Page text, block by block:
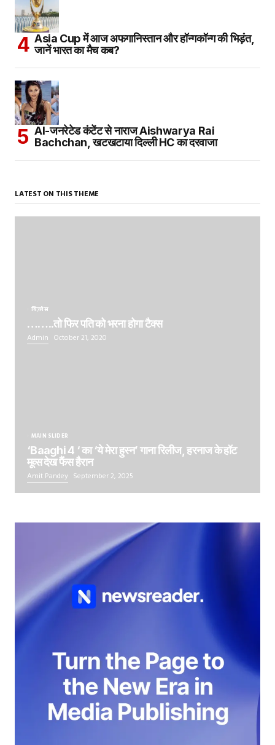
Asia Cup में आज अफगानिस्तान और हॉन्गकॉन्ग की भिड़ंत,
जानें भारत का मैच कब?
AI-जनरेटेड कंटेंट से नाराज Aishwarya Rai
Bachchan, खटखटाया दिल्ली HC का दरवाजा
LATEST ON THIS THEME
बिज़नेस
……..तो फिर पति को भरना होगा टैक्स
Admin October 21, 2020
MAIN SLIDER
‘Baaghi 4 ‘ का ‘ये मेरा हुस्न’ गाना रिलीज, हरनाज के हॉट
मूव्स देख फैंस हैरान
Amit Pandey September 2, 2025